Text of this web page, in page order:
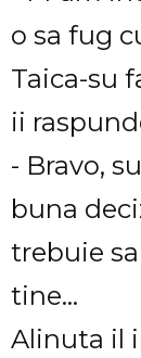
o sa fug
Taica-su
ii
- Bravo,
buna
trebuie
tine...
Alinuta il